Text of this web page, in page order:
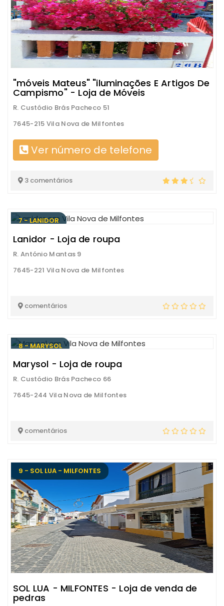
"móveis Mateus" "iluminações E Artigos De
Campismo" - Loja de Móveis
R. Custódio Brás Pacheco 51
7645-215 Vila Nova de Milfontes
Ver número de telefone
3 comentários
7 - LANIDOR
Lanidor - Loja de roupa
R. António Mantas 9
7645-221 Vila Nova de Milfontes
comentários
8 - MARYSOL
Marysol - Loja de roupa
R. Custódio Brás Pacheco 66
7645-244 Vila Nova de Milfontes
comentários
9 - SOL LUA - MILFONTES
SOL LUA - MILFONTES - Loja de venda de
pedras